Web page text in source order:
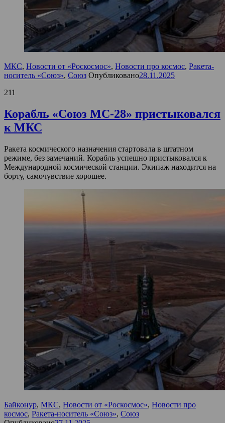
МКС, Новости от «Роскосмос», Новости про космос, Ракета-
носитель «Союз», Союз Опубликовано28.11.2025
211
Корабль «Союз МС-28» пристыковался
к МКС
Ракета космического назначения стартовала в штатном
режиме, без замечаний. Корабль успешно пристыковался к
Международной космической станции. Экипаж находится на
борту, самочувствие хорошее.
Байконур, МКС, Новости от «Роскосмос», Новости про
космос, Ракета-носитель «Союз», Союз